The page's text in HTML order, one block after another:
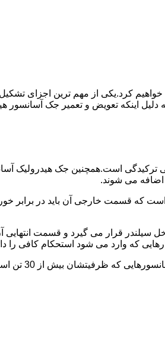
خواهیم کرد.یکی از مهم ترین اجزای
دلیل اینکه تعویض و تعمیر جک
است.همچنین جک هیدرولیک
می شوند.
که قسمت خارجی آن باید در برابر
سیلندر قرار می گیرد و قسمت
که وارد می شود استحکام کافی را
برای